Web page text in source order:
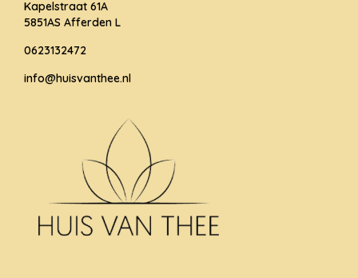
Kapelstraat 61A
5851AS Afferden L
0623132472
info@huisvanthee.nl